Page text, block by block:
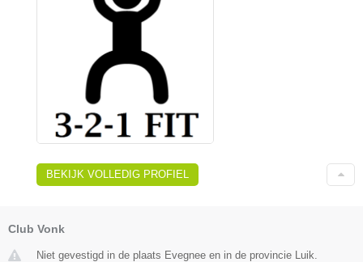
BEKIJK VOLLEDIG PROFIEL
Club Vonk
Niet gevestigd in de plaats Evegnee en in de provincie Luik.